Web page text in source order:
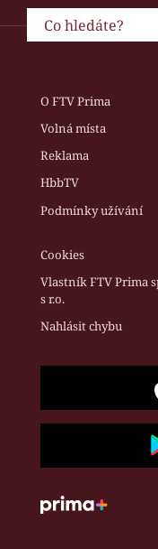
O FTV Prima
Volná místa
Reklama
HbbTV
Podmínky užívání
Cookies
Vlastník FTV Prima
s r.o.
Nahlásit chybu